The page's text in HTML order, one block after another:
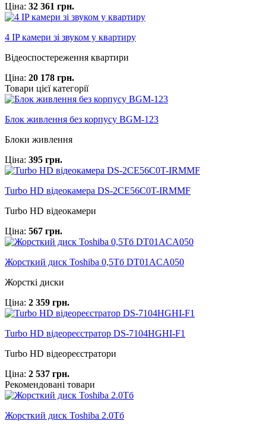
Ціна: 32 361 грн.
4 IP камери зі звуком у квартиру
Відеоспостереження квартири
Ціна: 20 178 грн.
Товари цієї категорії
Блок живлення без корпусу BGM-123
Блоки живлення
Ціна: 395 грн.
Turbo HD відеокамера DS-2CE56C0T-IRMMF
Turbo HD відеокамери
Ціна: 567 грн.
Жорсткий диск Toshiba 0,5Тб DT01ACA050
Жорсткі диски
Ціна: 2 359 грн.
Turbo HD відеореєстратор DS-7104HGHI-F1
Turbo HD відеореєстратори
Ціна: 2 537 грн.
Рекомендовані товари
Жорсткий диск Toshiba 2.0Тб